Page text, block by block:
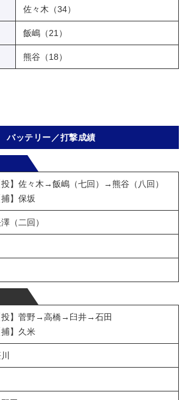
佐々木（34）
飯嶋（21）
熊谷（18）
バッテリー／打撃成績
投】佐々木→飯嶋（七回）→熊谷（八回）
捕】保坂
（二回）
投】菅野→高橋→臼井→石田
捕】久米